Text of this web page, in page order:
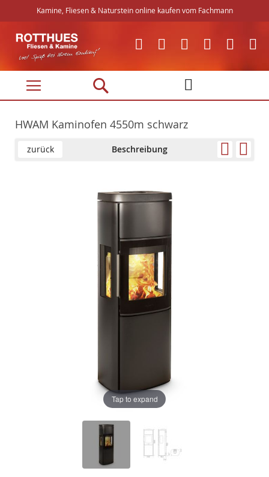
Kamine, Fliesen & Naturstein online kaufen vom Fachmann
Direkt
zum
Inhalt
HWAM Kaminofen 4550m schwarz
zurück Beschreibung
Tap to expand